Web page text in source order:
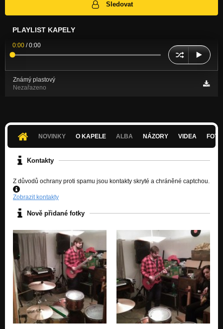
Sledovat
PLAYLIST KAPELY
0:00 /0:00
Známý plastový
Nezařazeno
NOVINKY O KAPELE ALBA NÁZORY VIDEA
Kontakty
Z důvodů ochrany proti spamu jsou kontakty skryté a chráněné captchou.
Zobrazit kontakty
Nově přidané fotky